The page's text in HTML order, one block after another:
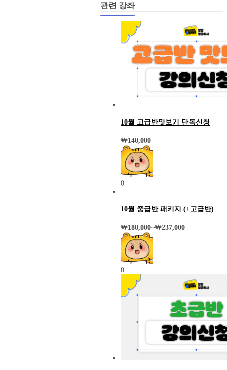
관련 강좌
10월 중급반 패키지 (+고급반)
₩180,000~₩237,000
0
10월 고급반맛보기 단독신청
₩140,000
0